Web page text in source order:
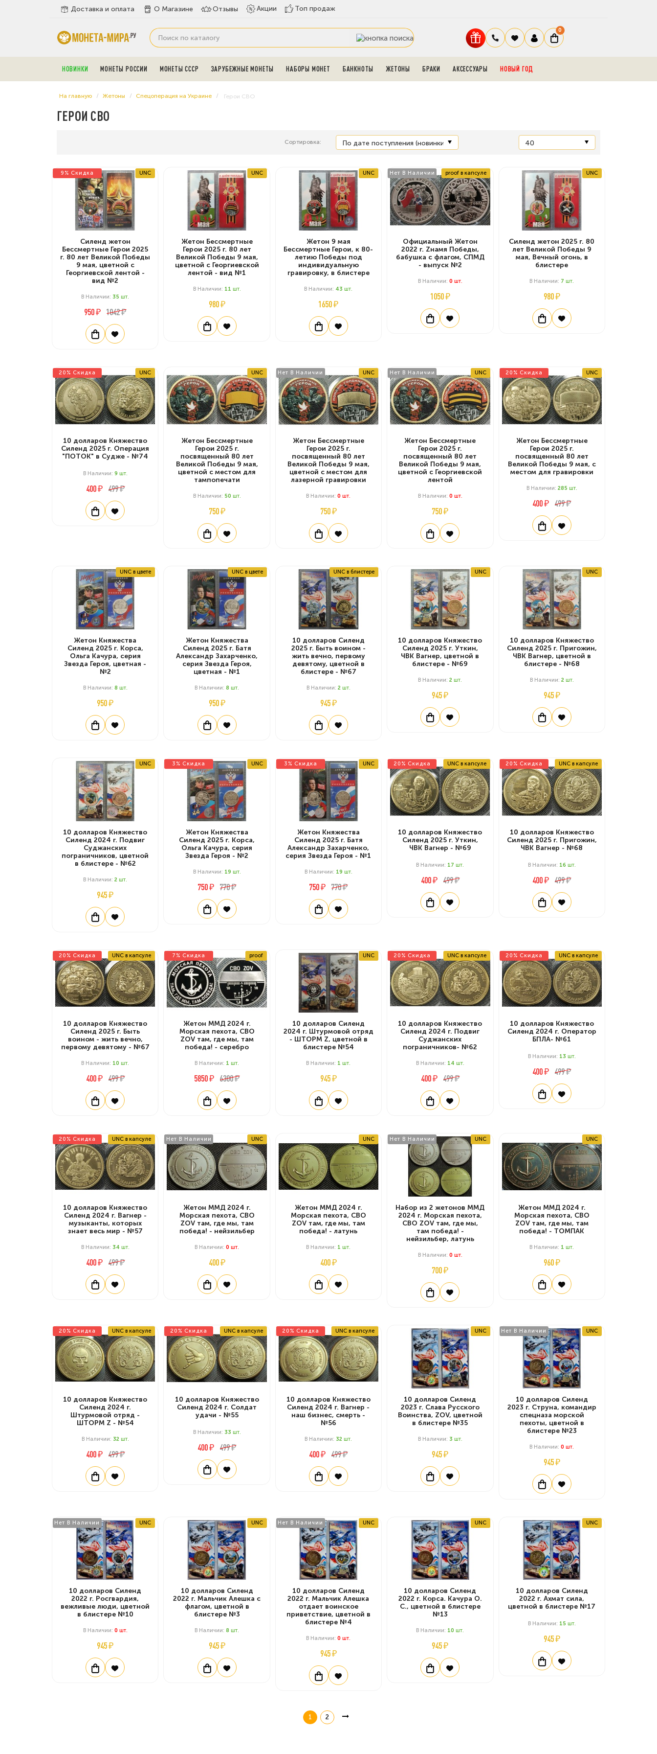
Доставка и оплата О Магазине Отзывы Акции Топ продаж
0
НОВИНКИ МОНЕТЫ РОССИИ МОНЕТЫ СССР ЗАРУБЕЖНЫЕ МОНЕТЫ НАБОРЫ МОНЕТ БАНКНОТЫ ЖЕТОНЫ БРАКИ АКСЕССУАРЫ НОВЫЙ ГОД
На главную Жетоны Спецоперация на Украине Герои СВО
ГЕРОИ СВО
Сортировка:
9% Скидка UNC
Силенд жетон
Бессмертные Герои 2025
г. 80 лет Великой Победы
9 мая, цветной с
Георгиевской лентой -
вид №2
В Наличии: 35 Шт.
950 ₽ 1042 ₽
UNC
Жетон Бессмертные
Герои 2025 г. 80 лет
Великой Победы 9 мая,
цветной с Георгиевской
лентой - вид №1
В Наличии: 11 Шт.
980 ₽
UNC
Жетон 9 мая
Бессмертные Герои, к 80-
летию Победы под
индивидуальную
гравировку, в блистере
В Наличии: 43 Шт.
1650 ₽
Нет В Наличии proof в капсуле
Официальный Жетон
2022 г. Zнамя Победы,
бабушка с флагом, СПМД
- выпуск №2
В Наличии: 0 Шт.
1050 ₽
UNC
Силенд жетон 2025 г. 80
лет Великой Победы 9
мая, Вечный огонь, в
блистере
В Наличии: 7 Шт.
980 ₽
20% Скидка UNC
10 долларов Княжество
Силенд 2025 г. Операция
"ПОТОК" в Судже - №74
В Наличии: 9 Шт.
400 ₽ 499 ₽
UNC
Жетон Бессмертные
Герои 2025 г.
посвященный 80 лет
Великой Победы 9 мая,
цветной с местом для
тампопечати
В Наличии: 50 Шт.
750 ₽
Нет В Наличии UNC
Жетон Бессмертные
Герои 2025 г.
посвященный 80 лет
Великой Победы 9 мая,
цветной с местом для
лазерной гравировки
В Наличии:0 Шт.
750 ₽
Нет В Наличии UNC
Жетон Бессмертные
Герои 2025 г.
посвященный 80 лет
Великой Победы 9 мая,
цветной с Георгиевской
лентой
В Наличии: 0 Шт.
750 ₽
20% Скидка UNC
Жетон Бессмертные
Герои 2025 г.
посвященный 80 лет
Великой Победы 9 мая, с
местом для гравировки
В Наличии: 285 Шт.
400 ₽ 499 ₽
UNC в цвете
Жетон Княжества
Силенд 2025 г. Корса,
Ольга Качура, серия
Звезда Героя, цветная -
№2
В Наличии: 8 Шт.
950 ₽
UNC в цвете
Жетон Княжества
Силенд 2025 г. Батя
Александр Захарченко,
серия Звезда Героя,
цветная - №1
В Наличии: 8 Шт.
950 ₽
UNC в блистере
10 долларов Силенд
2025 г. Быть воином -
жить вечно, первому
девятому, цветной в
блистере - №67
В Наличии: 2 Шт.
945 ₽
UNC
10 долларов Княжество
Силенд 2025 г. Уткин,
ЧВК Вагнер, цветной в
блистере - №69
В Наличии:2 Шт.
945 ₽
UNC
10 долларов Княжество
Силенд 2025 г. Пригожин,
ЧВК Вагнер, цветной в
блистере - №68
В Наличии: 2 Шт.
945 ₽
UNC
10 долларов Княжество
Силенд 2024 г. Подвиг
Суджанских
пограничников, цветной
в блистере - №62
В Наличии:2 Шт.
945 ₽
3% Скидка UNC
Жетон Княжества
Силенд 2025 г. Корса,
Ольга Качура, серия
Звезда Героя - №2
В Наличии: 19 Шт.
750 ₽ 770 ₽
3% Скидка UNC
Жетон Княжества
Силенд 2025 г. Батя
Александр Захарченко,
серия Звезда Героя - №1
В Наличии: 19 Шт.
750 ₽ 770 ₽
20% Скидка UNC в капсуле
10 долларов Княжество
Силенд 2025 г. Уткин,
ЧВК Вагнер - №69
В Наличии: 17 Шт.
400 ₽ 499 ₽
20% Скидка UNC в капсуле
10 долларов Княжество
Силенд 2025 г. Пригожин,
ЧВК Вагнер - №68
В Наличии: 16 Шт.
400 ₽ 499 ₽
20% Скидка UNC в капсуле
10 долларов Княжество
Силенд 2025 г. Быть
воином - жить вечно,
первому девятому - №67
В Наличии: 10 Шт.
400 ₽ 499 ₽
7% Скидка proof
Жетон ММД 2024 г.
Морская пехота, СВО
ZOV там, где мы, там
победа! - серебро
В Наличии: 1 Шт.
5850 ₽ 6300 ₽
UNC
10 долларов Силенд
2024 г. Штурмовой отряд
- ШТОРМ Z, цветной в
блистере №54
В Наличии: 1 Шт.
945 ₽
20% Скидка UNC в капсуле
10 долларов Княжество
Силенд 2024 г. Подвиг
Суджанских
пограничников- №62
В Наличии: 14 Шт.
400 ₽ 499 ₽
20% Скидка UNC в капсуле
10 долларов Княжество
Силенд 2024 г. Оператор
БПЛА- №61
В Наличии: 13 Шт.
400 ₽ 499 ₽
20% Скидка UNC в капсуле
10 долларов Княжество
Силенд 2024 г. Вагнер -
музыканты, которых
знает весь мир - №57
В Наличии: 34 Шт.
400 ₽ 499 ₽
Нет В Наличии UNC
Жетон ММД 2024 г.
Морская пехота, СВО
ZOV там, где мы, там
победа! - нейзильбер
В Наличии: 0 Шт.
400 ₽
UNC
Жетон ММД 2024 г.
Морская пехота, СВО
ZOV там, где мы, там
победа! - латунь
В Наличии: 1 Шт.
400 ₽
Нет В Наличии UNC
Набор из 2 жетонов ММД
2024 г. Морская пехота,
СВО ZOV там, где мы,
там победа! -
нейзильбер, латунь
В Наличии: 0 Шт.
700 ₽
UNC
Жетон ММД 2024 г.
Морская пехота, СВО
ZOV там, где мы, там
победа! - ТОМПАК
В Наличии: 1 Шт.
960 ₽
20% Скидка UNC в капсуле
10 долларов Княжество
Силенд 2024 г.
Штурмовой отряд -
ШТОРМ Z - №54
В Наличии: 32 Шт.
400 ₽ 499 ₽
20% Скидка UNC в капсуле
10 долларов Княжество
Силенд 2024 г. Солдат
удачи - №55
В Наличии: 33 Шт.
400 ₽ 499 ₽
20% Скидка UNC в капсуле
10 долларов Княжество
Силенд 2024 г. Вагнер -
наш бизнес, смерть -
№56
В Наличии: 32 Шт.
400 ₽ 499 ₽
UNC
10 долларов Силенд
2023 г. Слава Русского
Воинства, ZOV, цветной
в блистере №35
В Наличии: 3 Шт.
945 ₽
Нет В Наличии UNC
10 долларов Силенд
2023 г. Струна, командир
спецназа морской
пехоты, цветной в
блистере №23
В Наличии:0 Шт.
945 ₽
Нет В Наличии UNC
10 долларов Силенд
2022 г. Росгвардия,
вежливые люди, цветной
в блистере №10
В Наличии: 0 Шт.
945 ₽
UNC
10 долларов Силенд
2022 г. Мальчик Алешка с
флагом, цветной в
блистере №3
В Наличии: 8 Шт.
945 ₽
Нет В Наличии UNC
10 долларов Силенд
2022 г. Мальчик Алешка
отдает воинское
приветствие, цветной в
блистере №4
В Наличии:0 Шт.
945 ₽
UNC
10 долларов Силенд
2022 г. Корса. Качура О.
С., цветной в блистере
№13
В Наличии: 10 Шт.
945 ₽
UNC
10 долларов Силенд
2022 г. Ахмат сила,
цветной в блистере №17
В Наличии: 15 Шт.
945 ₽
1 2